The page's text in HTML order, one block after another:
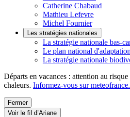
Catherine Chabaud
Mathieu Lefevre
Michel Fournier
Les stratégies nationales
La stratégie nationale bas-
Le plan national
La stratégie nationale
Départs en vacances : attention au
chaleurs. Informez-vous sur
Fermer
Voir le fil d’Ariane